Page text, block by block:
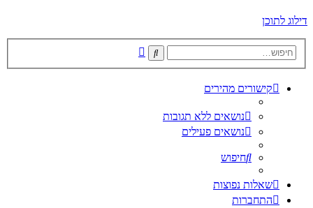
דילוג לתוכן
חיפוש
קישורים מהירים
נושאים ללא תגובות
נושאים פעילים
חיפוש
שאלות נפוצות
התחברות